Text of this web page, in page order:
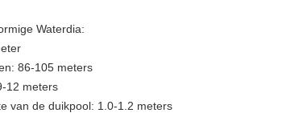
Waterdia:
86-105 meters
12 meters
van de duikpool: 1.0-1.2 meters